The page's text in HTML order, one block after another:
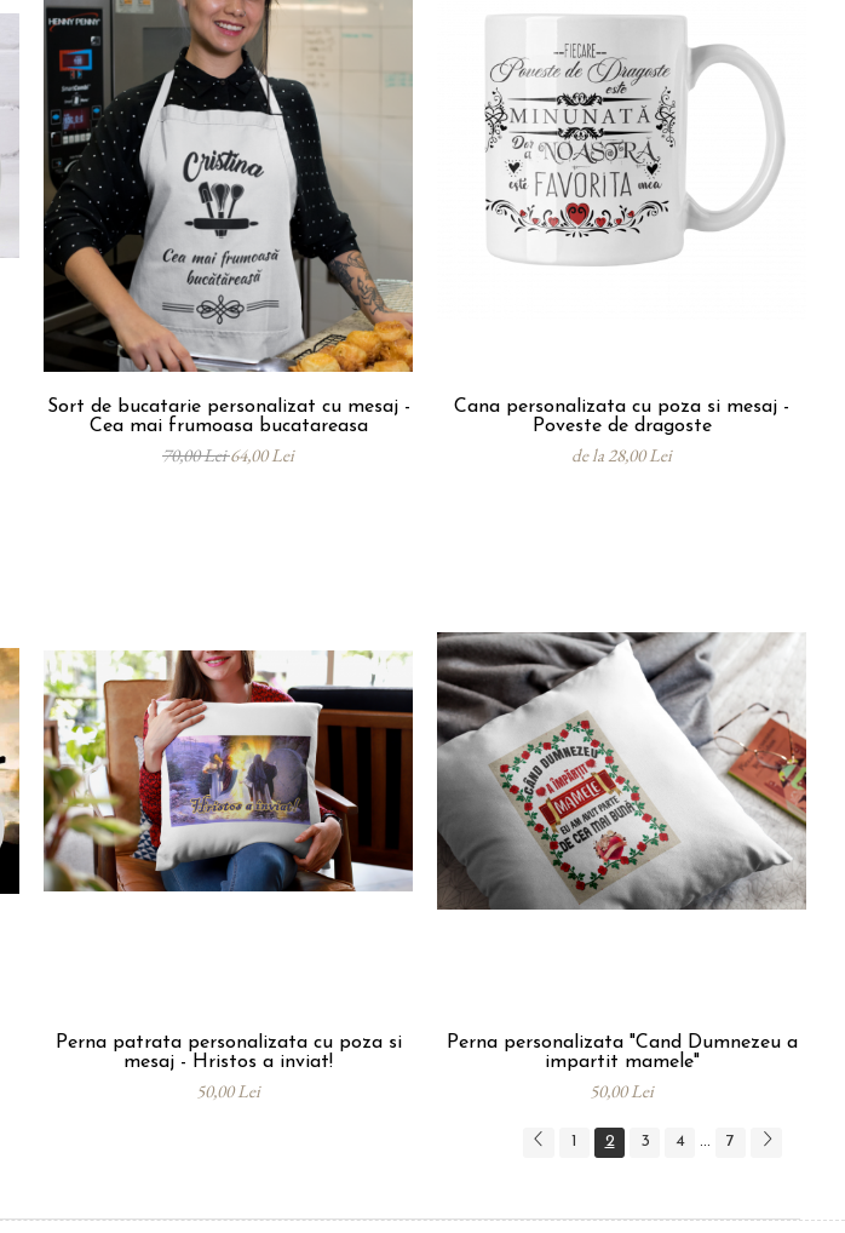
Sort de bucatarie personalizat cu mesaj -
Cea mai frumoasa bucatareasa
70,00 Lei64,00 Lei
Cana personalizata cu poza si mesaj -
Poveste de dragoste
de la 28,00 Lei
Perna patrata personalizata cu poza si
mesaj - Hristos a inviat!
50,00 Lei
Perna personalizata "Cand Dumnezeu a
impartit mamele"
50,00 Lei
1 2 3 4 7